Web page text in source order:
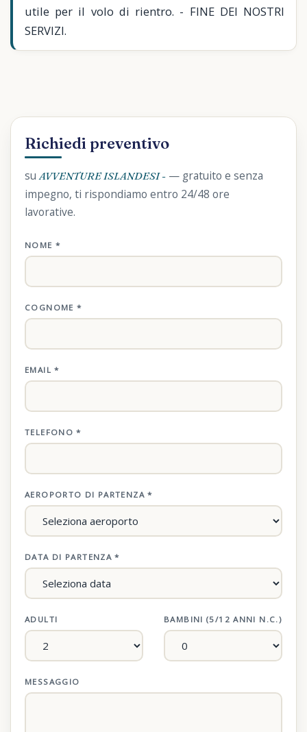
utile per il volo di rientro. - FINE DEI NOSTRI
SERVIZI.
Richiedi preventivo
suAVVENTURE ISLANDESI - — gratuito e senza
impegno, ti rispondiamo entro 24/48 ore
lavorative.
NOME *
COGNOME *
EMAIL *
TELEFONO *
AEROPORTO DI PARTENZA *
DATA DI PARTENZA *
ADULTI BAMBINI (5/12 ANNI N.C.)
MESSAGGIO